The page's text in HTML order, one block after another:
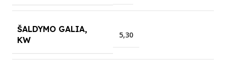
ŠALDYMO GALIA,
KW
5,30